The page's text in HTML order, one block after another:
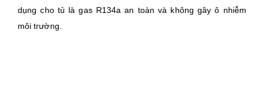
dụng cho tủ là gas R134a an toàn và không gây ô nhiễm
môi trường.